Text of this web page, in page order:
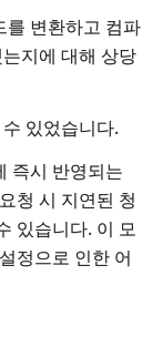
를 변환하고 컴파
지에 대해 상당
있었습니다.
즉시 반영되는
청 시 지연된 청
있습니다. 이 모
정으로 인한 어